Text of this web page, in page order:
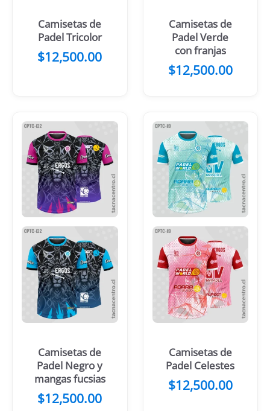
Camisetas de
Padel Tricolor
$12,500.00
Camisetas de
Padel Verde
con franjas
$12,500.00
Camisetas de
Padel Negro y
mangas fucsias
$12,500.00
Camisetas de
Padel Celestes
$12,500.00